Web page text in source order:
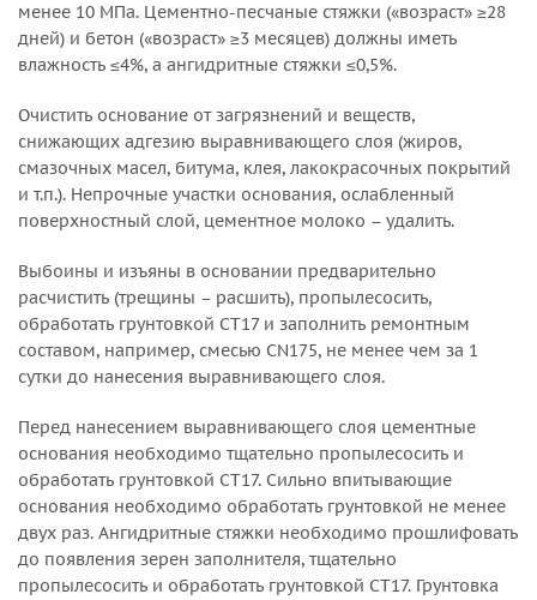
менее 10 МПа. Цементно-песчаные стяжки («возраст» ≥28
дней) и бетон («возраст» ≥3 месяцев) должны иметь
влажность ≤4%, а ангидритные стяжки ≤0,5%.
Очистить основание от загрязнений и веществ,
снижающих адгезию выравнивающего слоя (жиров,
смазочных масел, битума, клея, лакокрасочных покрытий
и т.п.). Непрочные участки основания, ослабленный
поверхностный слой, цементное молоко – удалить.
Выбоины и изъяны в основании предварительно
расчистить (трещины – расшить), пропылесосить,
обработать грунтовкой CT17 и заполнить ремонтным
составом, например, смесью CN175, не менее чем за 1
сутки до нанесения выравнивающего слоя.
Перед нанесением выравнивающего слоя цементные
основания необходимо тщательно пропылесосить и
обработать грунтовкой CT17. Сильно впитывающие
основания необходимо обработать грунтовкой не менее
двух раз. Ангидритные стяжки необходимо прошлифовать
до появления зерен заполнителя, тщательно
пропылесосить и обработать грунтовкой CT17. Грунтовка